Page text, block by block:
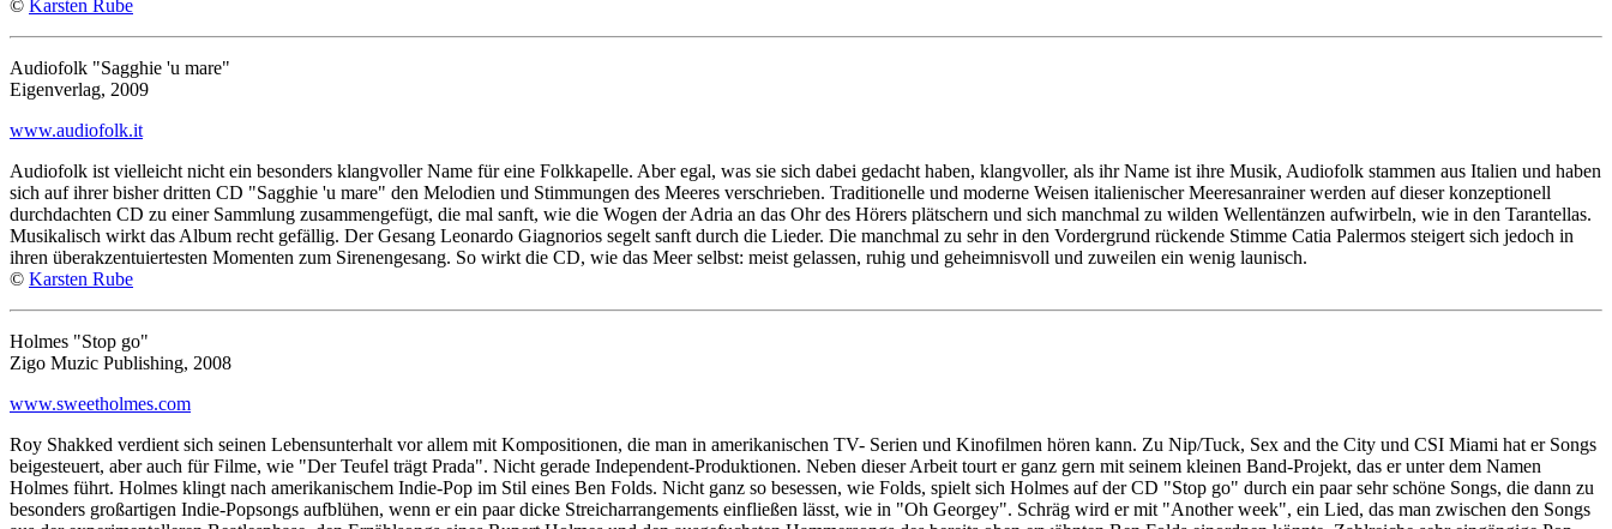
© Karsten Rube
Audiofolk "Sagghie 'u mare"
Eigenverlag, 2009
www.audiofolk.it
Audiofolk ist vielleicht nicht ein besonders klangvoller Name für eine Folkkapelle. Aber egal, was sie sich dabei gedacht haben, klangvoller, als ihr Name ist ihre Musik, Audiofolk stammen aus Italien und haben
sich auf ihrer bisher dritten CD "Sagghie 'u mare" den Melodien und Stimmungen des Meeres verschrieben. Traditionelle und moderne Weisen italienischer Meeresanrainer werden auf dieser konzeptionell
durchdachten CD zu einer Sammlung zusammengefügt, die mal sanft, wie die Wogen der Adria an das Ohr des Hörers plätschern und sich manchmal zu wilden Wellentänzen aufwirbeln, wie in den Tarantellas.
Musikalisch wirkt das Album recht gefällig. Der Gesang Leonardo Giagnorios segelt sanft durch die Lieder. Die manchmal zu sehr in den Vordergrund rückende Stimme Catia Palermos steigert sich jedoch in
ihren überakzentuiertesten Momenten zum Sirenengesang. So wirkt die CD, wie das Meer selbst: meist gelassen, ruhig und geheimnisvoll und zuweilen ein wenig launisch.
© Karsten Rube
Holmes "Stop go"
Zigo Muzic Publishing, 2008
www.sweetholmes.com
Roy Shakked verdient sich seinen Lebensunterhalt vor allem mit Kompositionen, die man in amerikanischen TV- Serien und Kinofilmen hören kann. Zu Nip/Tuck, Sex and the City und CSI Miami hat er Songs
beigesteuert, aber auch für Filme, wie "Der Teufel trägt Prada". Nicht gerade Independent-Produktionen. Neben dieser Arbeit tourt er ganz gern mit seinem kleinen Band-Projekt, das er unter dem Namen
Holmes führt. Holmes klingt nach amerikanischem Indie-Pop im Stil eines Ben Folds. Nicht ganz so besessen, wie Folds, spielt sich Holmes auf der CD "Stop go" durch ein paar sehr schöne Songs, die dann zu
besonders großartigen Indie-Popsongs aufblühen, wenn er ein paar dicke Streicharrangements einfließen lässt, wie in "Oh Georgey". Schräg wird er mit "Another week", ein Lied, das man zwischen den Songs